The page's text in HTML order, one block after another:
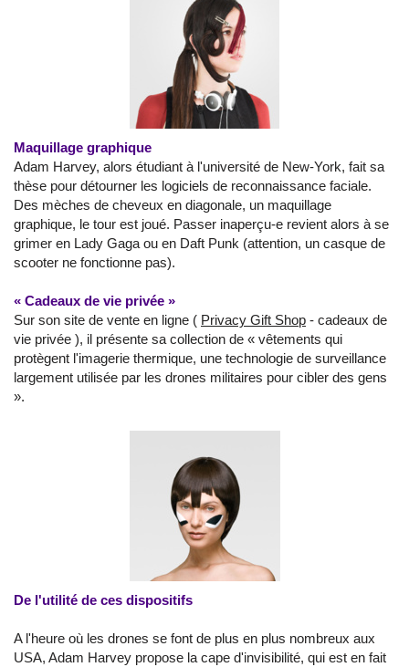
Maquillage graphique
Adam Harvey, alors étudiant à l'université de New-York, fait sa
thèse pour détourner les logiciels de reconnaissance faciale.
Des mèches de cheveux en diagonale, un maquillage
graphique, le tour est joué. Passer inaperçu-e revient alors à se
grimer en Lady Gaga ou en Daft Punk (attention, un casque de
scooter ne fonctionne pas).
« Cadeaux de vie privée »
Sur son site de vente en ligne ( Privacy Gift Shop - cadeaux de
vie privée ), il présente sa collection de « vêtements qui
protègent l'imagerie thermique, une technologie de surveillance
largement utilisée par les drones militaires pour cibler des gens
».
De l'utilité de ces dispositifs
A l'heure où les drones se font de plus en plus nombreux aux
USA, Adam Harvey propose la cape d'invisibilité, qui est en fait